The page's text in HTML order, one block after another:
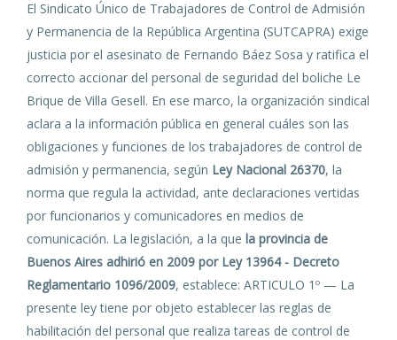
El Sindicato Único de Trabajadores de Control de Admisión
y Permanencia de la República Argentina (SUTCAPRA) exige
justicia por el asesinato de Fernando Báez Sosa y ratifica el
correcto accionar del personal de seguridad del boliche Le
Brique de Villa Gesell. En ese marco, la organización sindical
aclara a la información pública en general cuáles son las
obligaciones y funciones de los trabajadores de control de
admisión y permanencia, según Ley Nacional 26370, la
norma que regula la actividad, ante declaraciones vertidas
por funcionarios y comunicadores en medios de
comunicación. La legislación, a la que la provincia de
Buenos Aires adhirió en 2009 por Ley 13964 - Decreto
Reglamentario 1096/2009, establece: ARTICULO 1º — La
presente ley tiene por objeto establecer las reglas de
habilitación del personal que realiza tareas de control de